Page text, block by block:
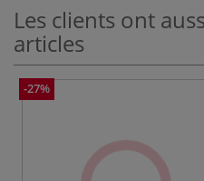
Les clients ont
articles
-27%